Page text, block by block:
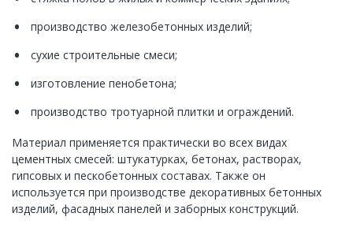
производство железобетонных изделий;
сухие строительные смеси;
изготовление пенобетона;
производство тротуарной плитки и ограждений.
Материал применяется практически во всех видах
цементных смесей: штукатурках, бетонах, растворах,
гипсовых и пескобетонных составах. Также он
используется при производстве декоративных бетонных
изделий, фасадных панелей и заборных конструкций.